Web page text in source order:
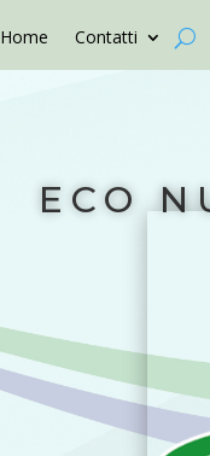
Home Contatti
ECO